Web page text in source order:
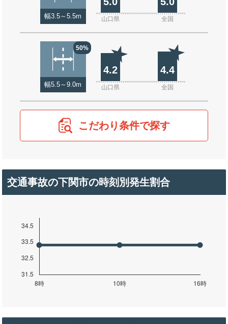
幅3.5～5.5m 山口県 全国
50%
幅5.5～9.0m
4.2 4.4
山口県 全国
こだわり条件で探す
交通事故の下関市の時刻別発生割合